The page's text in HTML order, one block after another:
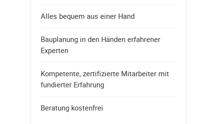
Alles bequem aus einer Hand
Bauplanung in den Händen erfahrener
Experten
Kompetente, zertifizierte Mitarbeiter mit
fundierter Erfahrung
Beratung kostenfrei